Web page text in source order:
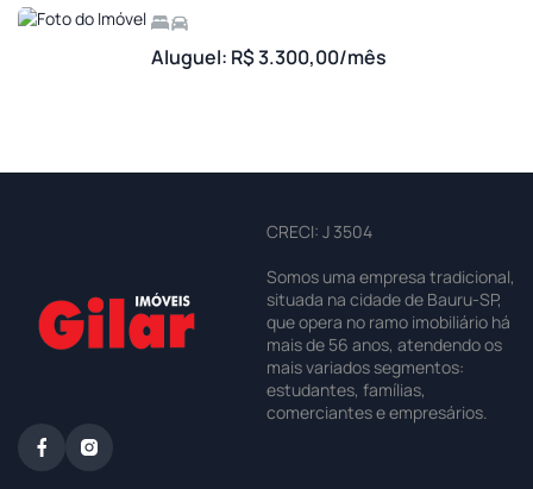
Aluguel: R$ 3.300,00/mês
CRECI: J 3504
Somos uma empresa tradicional,
situada na cidade de Bauru-SP,
que opera no ramo imobiliário há
mais de 56 anos, atendendo os
mais variados segmentos:
estudantes, famílias,
comerciantes e empresários.